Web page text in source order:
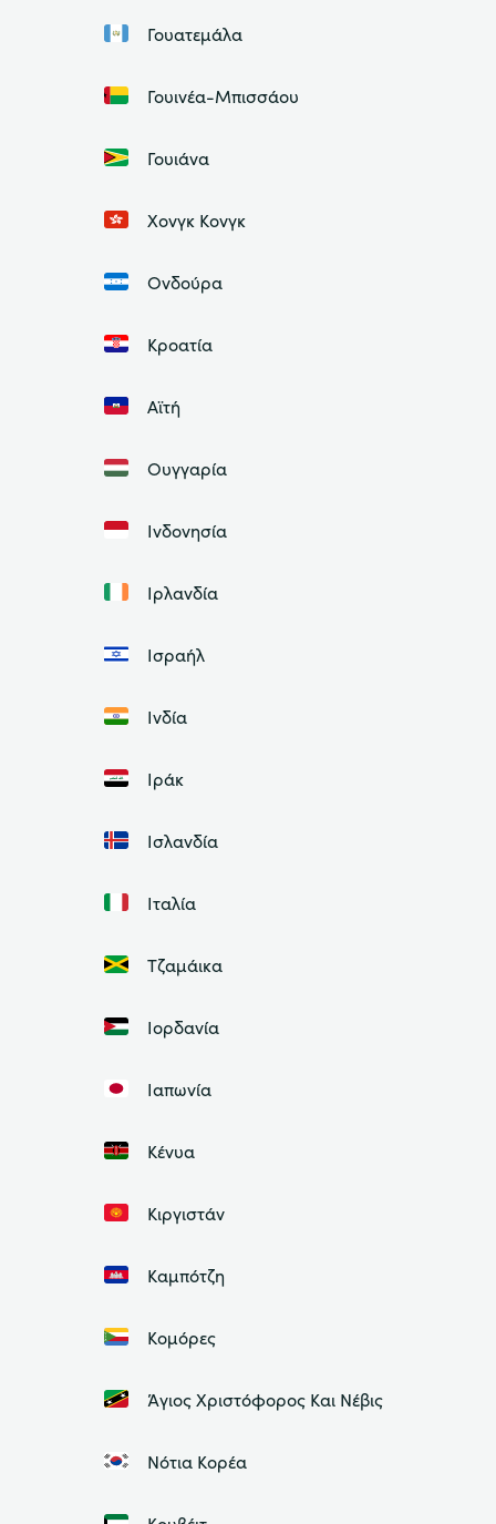
Γουατεμάλα
Γουινέα-Μπισσάου
Γουιάνα
Χονγκ Κονγκ
Ονδούρα
Κροατία
Αϊτή
Ουγγαρία
Ινδονησία
Ιρλανδία
Ισραήλ
Ινδία
Ιράκ
Ισλανδία
Ιταλία
Τζαμάικα
Ιορδανία
Ιαπωνία
Κένυα
Κιργιστάν
Καμπότζη
Κομόρες
Άγιος Χριστόφορος Και Νέβις
Νότια Κορέα